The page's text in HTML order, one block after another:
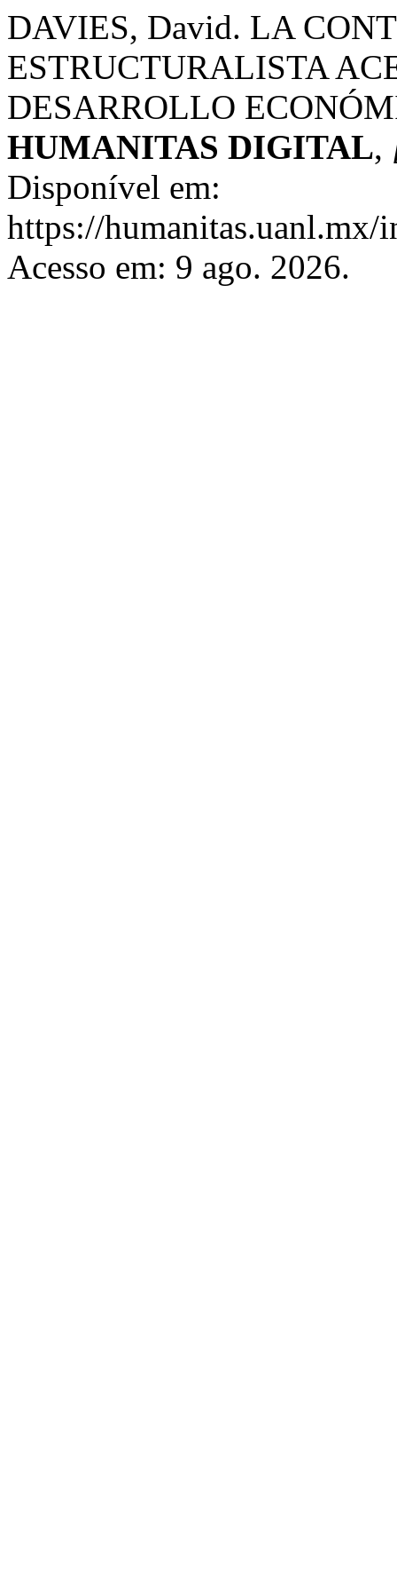
DAVIES, David. LA
ESTRUCTURALISTA
DESARROLLO
HUMANITAS DIGITAL,
Disponível em:
https://
Acesso em: 9 ago. 2026.